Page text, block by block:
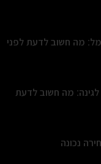
מה חשוב לדעת לפני
מה חשוב לדעת
נכונה